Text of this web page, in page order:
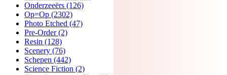
Onderzeeërs (126)
Op=Op (2302)
Photo Etched (47)
Pre-Order (2)
Resin (128)
Scenery (76)
Schepen (442)
Science Fiction (2)